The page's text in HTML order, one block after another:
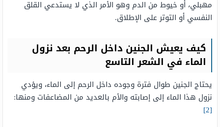
مهبلي، أو خيوط من الدم وهو الأمر الذي لا يستدعي القلق
النفسي أو التوتر على الإطلاق.
كيف يعيش الجنين داخل الرحم بعد نزول
الماء في الشعر التاسع
يحتاج الجنين طوال فترة وجوده داخل الرحم إلى الماء، ويؤدي
نزول هذا الماء إلى إصابته والأم بالعديد من المضاعفات ومنها:
[2]